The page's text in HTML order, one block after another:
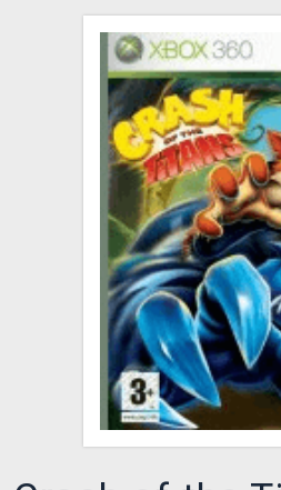
SPOLEČENSKÉ HRY
PRODEJNY
DOPRAVA
XZONE KLUB
TCG & BOARDGAME HUB
VÝKUP HER (BAZAR)